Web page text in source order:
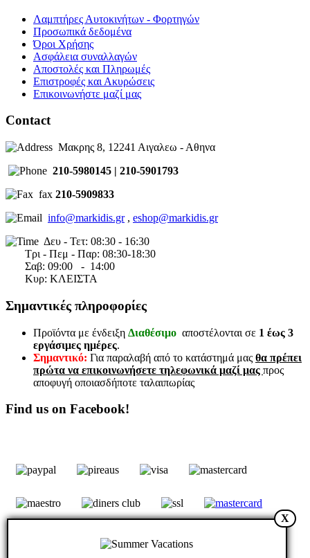
Λαμπτήρες Αυτοκινήτων - Φορτηγών
Προσωπικά δεδομένα
Όροι Χρήσης
Ασφάλεια συναλλαγών
Αποστολές και Πληρωμές
Επιστροφές και Ακυρώσεις
Επικοινωνήστε μαζί μας
Contact
Μακρης 8, 12241 Αιγαλεω - Αθηνα
210-5980145 | 210-5901793
fax 210-5909833
info@markidis.gr, eshop@markidis.gr
Δευ - Τετ: 08:30 - 16:30
Τρι - Πεμ - Παρ: 08:30-18:30
Σαβ: 09:00 - 14:00
Κυρ: ΚΛΕΙΣΤΑ
Σημαντικές πληροφορίες
Προϊόντα με ένδειξη Διαθέσιμο αποστέλονται σε 1 έως 3
εργάσιμες ημέρες.
Σημαντικό: Για παραλαβή από το κατάστημά μας θα πρέπει
πρώτα να επικοινωνήσετε τηλεφωνικά μαζί μας προς
αποφυγή οποιασδήποτε ταλαιπωρίας
Find us on Facebook!
X